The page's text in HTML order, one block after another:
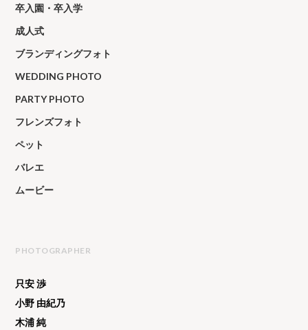
卒入園・卒入学
成人式
ブランディングフォト
WEDDING PHOTO
PARTY PHOTO
フレンズフォト
ペット
バレエ
ムービー
PHOTOGRAPHER
只安 渉
小野 由紀乃
木浦 純